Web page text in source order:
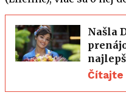
Našla